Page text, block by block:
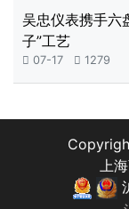
吴忠仪表携手六
子”工艺
 07-17  1279
上